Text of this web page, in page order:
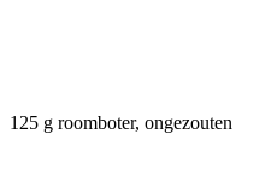
125 g roomboter, ongezouten